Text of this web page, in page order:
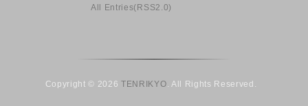
All Entries(RSS2.0)
Copyright © 2026TENRIKYO. All Rights Reserved.